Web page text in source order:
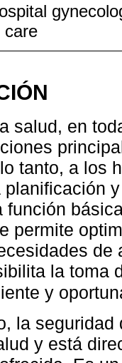
care
salud, en
tanto, a los
planificación
función
permite
la toma
y
la
y está